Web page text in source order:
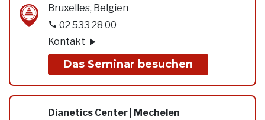
Bruxelles, Belgien
02 533 28 00
Kontakt
Das Seminar besuchen
Dianetics Center | Mechelen